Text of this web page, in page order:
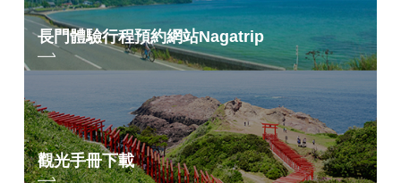
長門體驗行程預約網站Nagatrip
觀光手冊下載